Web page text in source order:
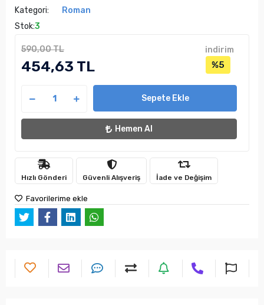
Kategori:
Roman
Stok:3
590,00 TL
454,63 TL
indirim
%5
Sepete Ekle
Hemen Al
Hızlı Gönderi Güvenli Alışveriş İade ve Değişim
Favorilerime ekle